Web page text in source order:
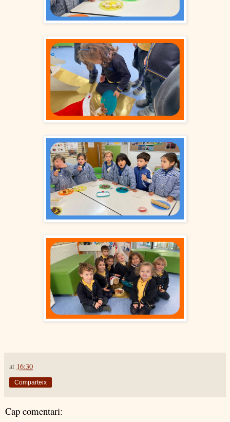
at 16:30
Comparteix
Cap comentari: